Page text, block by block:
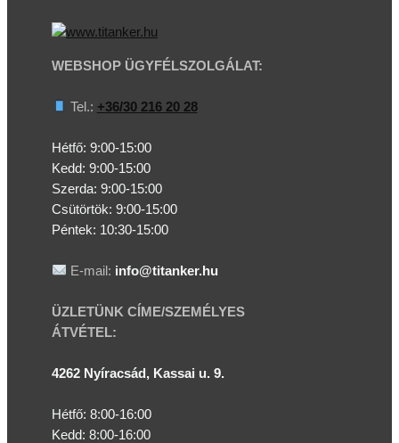
WEBSHOP ÜGYFÉLSZOLGÁLAT:
Tel.: +36/30 216 20 28
Hétfő: 9:00-15:00
Kedd: 9:00-15:00
Szerda: 9:00-15:00
Csütörtök: 9:00-15:00
Péntek: 10:30-15:00
E-mail: info@titanker.hu
ÜZLETÜNK CÍME/SZEMÉLYES
ÁTVÉTEL:
4262 Nyíracsád, Kassai u. 9.
Hétfő: 8:00-16:00
Kedd: 8:00-16:00